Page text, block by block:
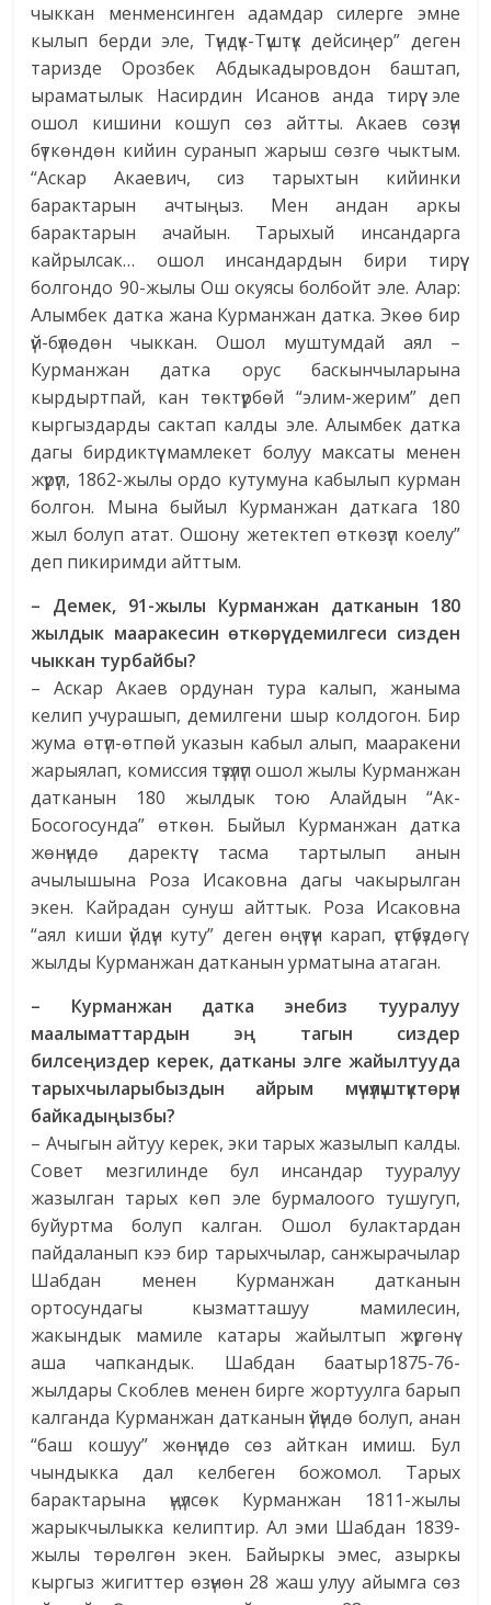
чыккан менменсинген адамдар силерге эмне
кылып берди эле, Түндүк-Түштүк дейсиңер” деген
таризде Орозбек Абдыкадыровдон баштап,
ыраматылык Насирдин Исанов анда тирүү эле
ошол кишини кошуп сөз айтты. Акаев сөзүн
бүткөндөн кийин суранып жарыш сөзгө чыктым.
“Аскар Акаевич, сиз тарыхтын кийинки
барактарын ачтыңыз. Мен андан аркы
барактарын ачайын. Тарыхый инсандарга
кайрылсак… ошол инсандардын бири тирүү
болгондо 90-жылы Ош окуясы болбойт эле. Алар:
Алымбек датка жана Курманжан датка. Экөө бир
үй-бүлөдөн чыккан. Ошол муштумдай аял –
Курманжан датка орус баскынчыларына
кырдыртпай, кан төктүрбөй “элим-жерим” деп
кыргыздарды сактап калды эле. Алымбек датка
дагы бирдиктүү мамлекет болуу максаты менен
жүрүп, 1862-жылы ордо кутумуна кабылып курман
болгон. Мына быйыл Курманжан даткага 180
жыл болуп атат. Ошону жетектеп өткөзүп коелу”
деп пикиримди айттым.
– Демек, 91-жылы Курманжан датканын 180
жылдык мааракесин өткөрүү демилгеси сизден
чыккан турбайбы?
– Аскар Акаев ордунан тура калып, жаныма
келип учурашып, демилгени шыр колдогон. Бир
жума өтүп-өтпөй указын кабыл алып, мааракени
жарыялап, комиссия түзүлүп ошол жылы Курманжан
датканын 180 жылдык тою Алайдын “Ак-
Босогосунда” өткөн. Быйыл Курманжан датка
жөнүндө даректүү тасма тартылып анын
ачылышына Роза Исаковна дагы чакырылган
экен. Кайрадан сунуш айттык. Роза Исаковна
“аял киши үйдүн куту” деген өңүтүн карап, үстүбүздөгү
жылды Курманжан датканын урматына атаган.
– Курманжан датка энебиз тууралуу
маалыматтардын эң тагын сиздер
билсеңиздер керек, датканы элге жайылтууда
тарыхчыларыбыздын айрым мүчүлүштүктөрүн
байкадыңызбы?
– Ачыгын айтуу керек, эки тарых жазылып калды.
Совет мезгилинде бул инсандар тууралуу
жазылган тарых көп эле бурмалоого тушугуп,
буйуртма болуп калган. Ошол булактардан
пайдаланып кээ бир тарыхчылар, санжырачылар
Шабдан менен Курманжан датканын
ортосундагы кызматташуу мамилесин,
жакындык мамиле катары жайылтып жүргөнү-
аша чапкандык. Шабдан баатыр1875-76-
жылдары Скоблев менен бирге жортуулга барып
калганда Курманжан датканын үйүндө болуп, анан
“баш кошуу” жөнүндө сөз айткан имиш. Бул
чындыкка дал келбеген божомол. Тарых
барактарына үңүлсөк Курманжан 1811-жылы
жарыкчылыкка келиптир. Ал эми Шабдан 1839-
жылы төрөлгөн экен. Байыркы эмес, азыркы
кыргыз жигиттер өзүнөн 28 жаш улуу айымга сөз